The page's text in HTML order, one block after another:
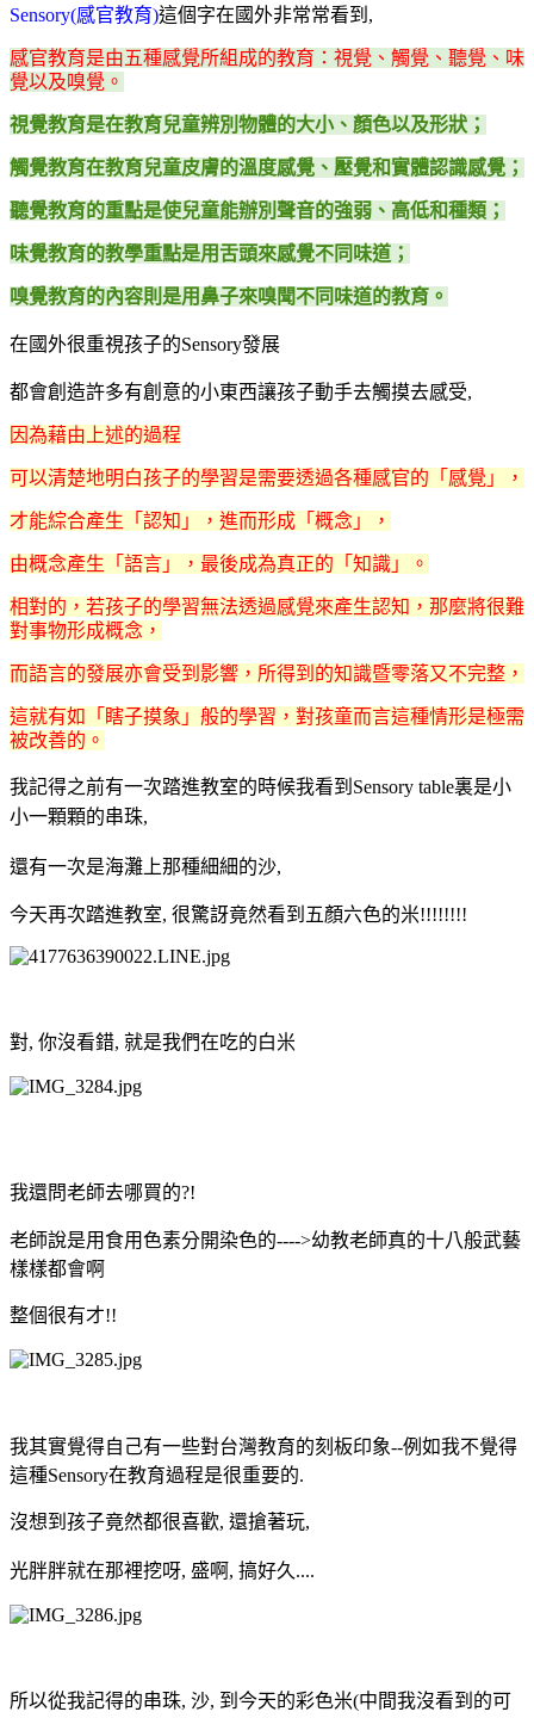
Sensory(感官教育)這個字在國外非常常看到,
感官教育是由五種感覺所組成的教育：視覺、觸覺、聽覺、味
覺以及嗅覺。
視覺教育是在教育兒童辨別物體的大小、顏色以及形狀；
觸覺教育在教育兒童皮膚的溫度感覺、壓覺和實體認識感覺；
聽覺教育的重點是使兒童能辦別聲音的強弱、高低和種類；
味覺教育的教學重點是用舌頭來感覺不同味道；
嗅覺教育的內容則是用鼻子來嗅聞不同味道的教育。
在國外很重視孩子的Sensory發展
都會創造許多有創意的小東西讓孩子動手去觸摸去感受,
因為藉由上述的過程
可以清楚地明白孩子的學習是需要透過各種感官的「感覺」，
才能綜合產生「認知」，進而形成「概念」，
由概念產生「語言」，最後成為真正的「知識」。
相對的，若孩子的學習無法透過感覺來產生認知，那麼將很難
對事物形成概念，
而語言的發展亦會受到影響，所得到的知識暨零落又不完整，
這就有如「瞎子摸象」般的學習，對孩童而言這種情形是極需
被改善的。
我記得之前有一次踏進教室的時候我看到Sensory table裏是小
小一顆顆的串珠,
還有一次是海灘上那種細細的沙,
今天再次踏進教室, 很驚訝竟然看到五顏六色的米!!!!!!!!
對, 你沒看錯, 就是我們在吃的白米
我還問老師去哪買的?!
老師說是用食用色素分開染色的---->幼教老師真的十八般武藝
樣樣都會啊
整個很有才!!
我其實覺得自己有一些對台灣教育的刻板印象--例如我不覺得
這種Sensory在教育過程是很重要的.
沒想到孩子竟然都很喜歡, 還搶著玩,
光胖胖就在那裡挖呀, 盛啊, 搞好久....
所以從我記得的串珠, 沙, 到今天的彩色米(中間我沒看到的可